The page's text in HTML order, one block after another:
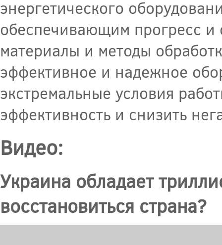
энергетического
обеспечивающим прогресс и
материалы и методы
эффективное и надежное
экстремальные условия
эффективность и снизить
Видео:
Украина обладает
восстановиться страна?